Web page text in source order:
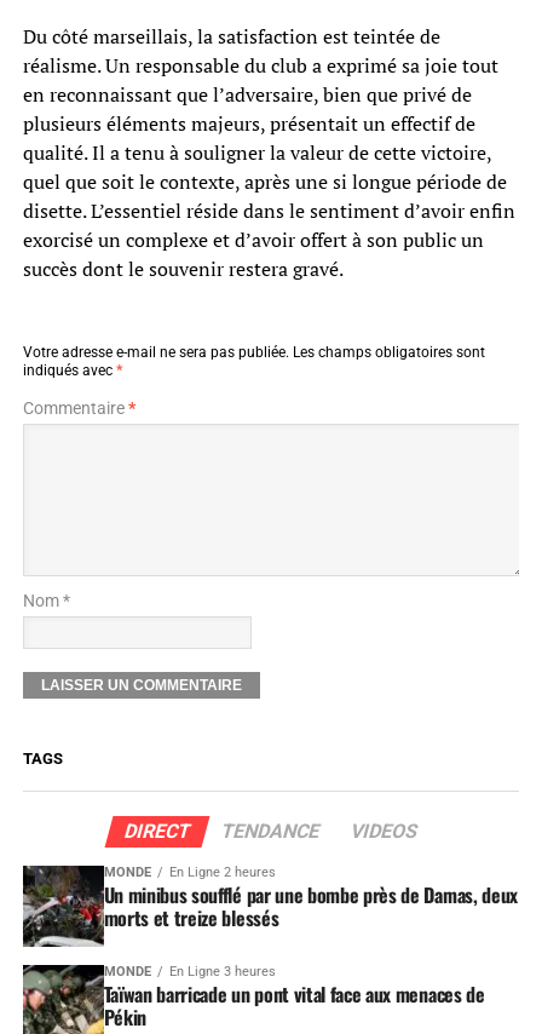
Du côté marseillais, la satisfaction est teintée de
réalisme. Un responsable du club a exprimé sa joie tout
en reconnaissant que l’adversaire, bien que privé de
plusieurs éléments majeurs, présentait un effectif de
qualité. Il a tenu à souligner la valeur de cette victoire,
quel que soit le contexte, après une si longue période de
disette. L’essentiel réside dans le sentiment d’avoir enfin
exorcisé un complexe et d’avoir offert à son public un
succès dont le souvenir restera gravé.
Votre adresse e-mail ne sera pas publiée. Les champs obligatoires sont
indiqués avec *
Commentaire*
Nom *
TAGS
DIRECT TENDANCE VIDEOS
MONDE En Ligne 2 heures
Un minibus soufflé par une bombe près de Damas, deux
morts et treize blessés
MONDE En Ligne 3 heures
Taïwan barricade un pont vital face aux menaces de
Pékin